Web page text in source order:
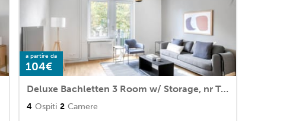
a partire da
104€
Deluxe Bachletten 3 Room w/ Storage, nr Train Station, by Blueground
4 Ospiti 2 Camere